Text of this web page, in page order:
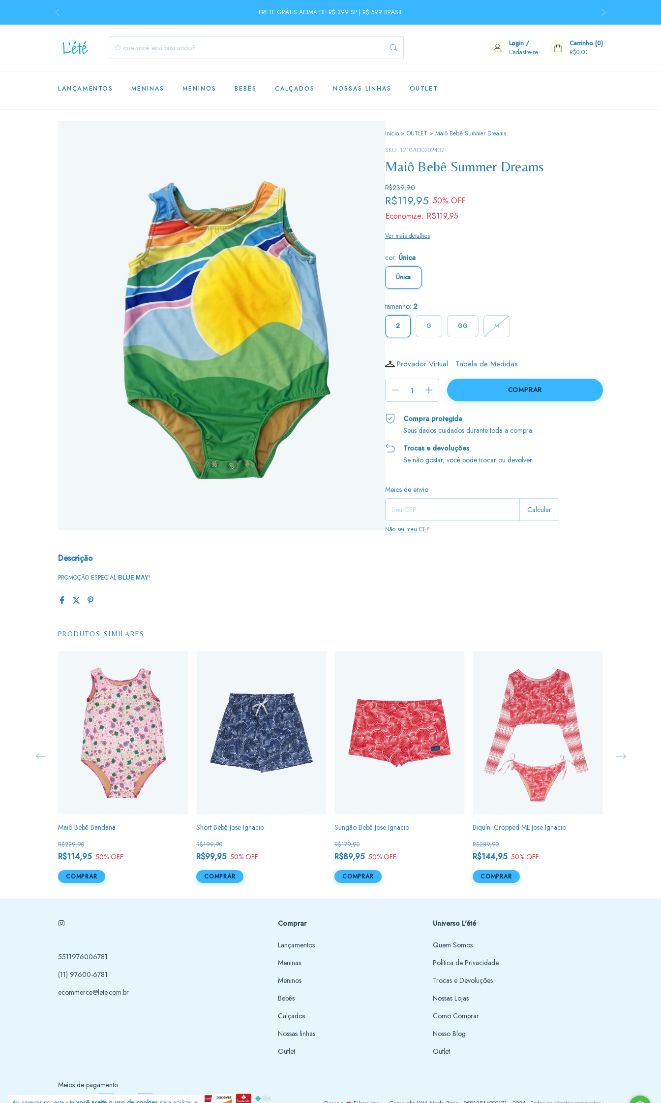
FRETE GRÁTIS ACIMA DE R$ 399 SP | R$ 599 BRASIL
Login /
Cadastre-se
Carrinho (0)
R$0,00
LANÇAMENTOS MENINAS MENINOS BEBÊS CALÇADOS NOSSAS LINHAS OUTLET
Início > OUTLET > Maiô Bebê Summer Dreams
SKU: 12107030202432
Maiô Bebê Summer Dreams
R$239,90
R$119,95 50% OFF
Economize: R$119,95
Ver mais detalhes
cor: Única
Única
tamanho: 2
2 G GG M
Provador Virtual Tabela de Medidas
Compra protegida
Seus dados cuidados durante toda a compra.
Trocas e devoluções
Se não gostar, você pode trocar ou devolver.
Entregas para o CEP:
Meios de envio
Calcular
Não sei meu CEP
Descrição
PROMOÇÃO ESPECIAL BLUE MAY!
PRODUTOS SIMILARES
Maiô Bebê Bandana
R$114,95
R$229,90
50% OFF
COMPRAR
Short Bebê Jose Ignacio
R$99,95
R$199,90
50% OFF
COMPRAR
Sungão Bebê Jose Ignacio
R$89,95
R$179,90
50% OFF
COMPRAR
Biquíni Cropped ML Jose Ignacio
R$144,95
R$289,90
50% OFF
COMPRAR
5511976006781
(11) 97600-6781
ecommerce@lete.com.br
Comprar
Lançamentos
Meninas
Meninos
Bebês
Calçados
Nossas linhas
Outlet
Universo L'été
Quem Somos
Política de Privacidade
Trocas e Devoluções
Nossas Lojas
Como Comprar
Nosso Blog
Outlet
Meios de pagamento